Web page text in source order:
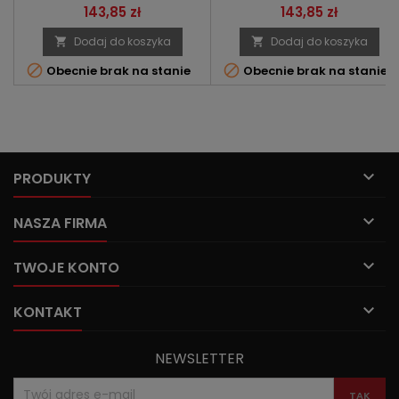
Cena
143,85 zł
 Dodaj do koszyka
 Obecnie brak na stanie
Cena
143,85 zł
 Dodaj do koszyka
 Obecnie brak na stanie
PRODUKTY 
NASZA FIRMA 
TWOJE KONTO 
KONTAKT 
NEWSLETTER